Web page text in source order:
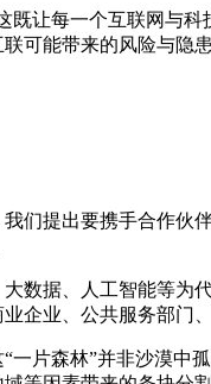
每一个互联网与科
可能带来的风险与隐
提出要携手合作伙
据、人工智能等为
企业、公共服务部门
森林”并非沙漠中